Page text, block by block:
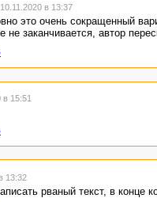
в 13:37
это очень сокращенный
не заканчивается, автор
15:51
13:32
рваный текст, в конце